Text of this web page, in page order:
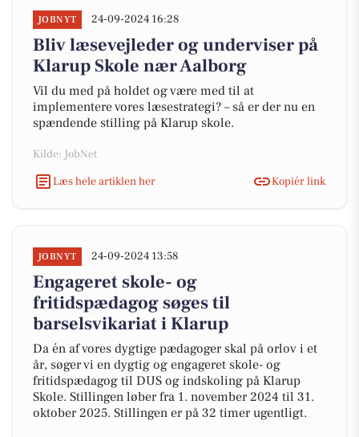
JOBNYT 24-09-2024 16:28
Bliv læsevejleder og underviser på
Klarup Skole nær Aalborg
Vil du med på holdet og være med til at
implementere vores læsestrategi? – så er der nu en
spændende stilling på Klarup skole.
Kilde: JobNet
Læs hele artiklen her
Kopiér link
JOBNYT 24-09-2024 13:58
Engageret skole- og
fritidspædagog søges til
barselsvikariat i Klarup
Da én af vores dygtige pædagoger skal på orlov i et
år, søger vi en dygtig og engageret skole- og
fritidspædagog til DUS og indskoling på Klarup
Skole. Stillingen løber fra 1. november 2024 til 31.
oktober 2025. Stillingen er på 32 timer ugentligt.